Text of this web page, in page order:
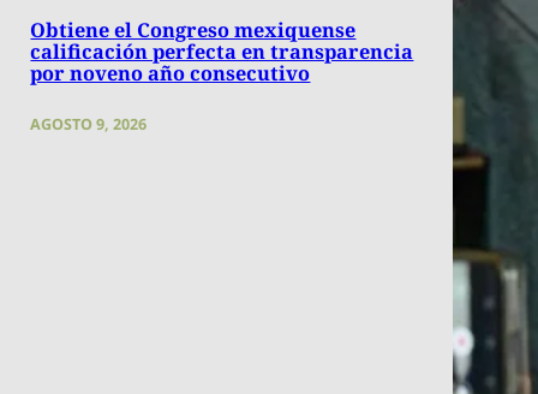
Obtiene el Congreso mexiquense
calificación perfecta en transparencia
por noveno año consecutivo
AGOSTO 9, 2026